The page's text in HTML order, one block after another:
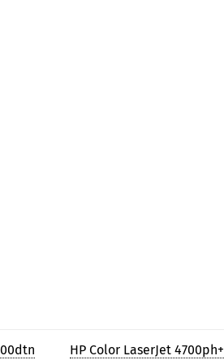
HP Color LaserJet 4700ph+